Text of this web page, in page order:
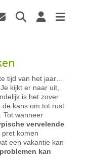
tijd van het jaar…
kijkt er naar uit,
is het zover
de kans om tot rust
Tot wanneer
vervelende
pret komen
een vakantie kan
problemen kan